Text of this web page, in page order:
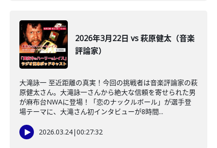
2026年3月22日 vs 萩原健太（音楽
評論家）
大滝詠一 至近距離の真実！今回の挑戦者は音楽評論家の萩
原健太さん。大滝詠一さんから絶大な信頼を寄せられた男
が麻布台NWAに登場！「恋のナックルボール」が選手登
場テーマに、大滝さん初インタビューが8時間...
2026.03.24|00:27:32